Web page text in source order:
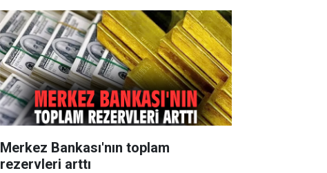
Merkez Bankası'nın toplam
rezervleri arttı